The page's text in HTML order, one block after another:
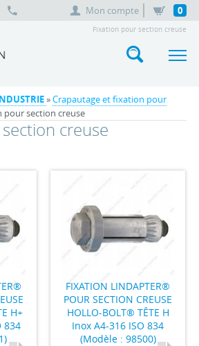
Mon compte 0
Fixation pour section creuse
»Crapautage et fixation pour
pour section creuse
creuse
H+
834
FIXATION LINDAPTER®
POUR SECTION CREUSE
HOLLO-BOLT® TÊTE H
Inox A4-316 ISO 834
(Modèle : 98500)